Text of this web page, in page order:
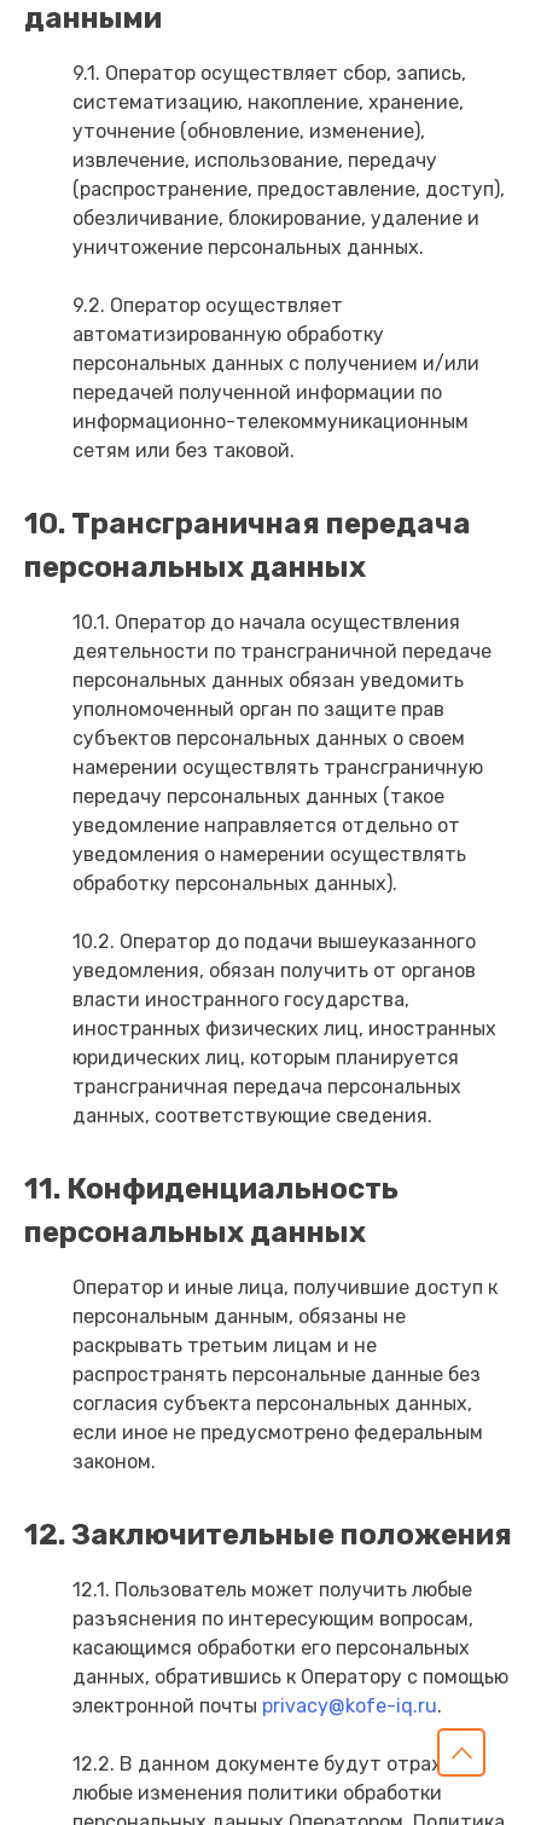
данными
9.1. Оператор осуществляет сбор, запись,
систематизацию, накопление, хранение,
уточнение (обновление, изменение),
извлечение, использование, передачу
(распространение, предоставление, доступ),
обезличивание, блокирование, удаление и
уничтожение персональных данных.
9.2. Оператор осуществляет
автоматизированную обработку
персональных данных с получением и/или
передачей полученной информации по
информационно-телекоммуникационным
сетям или без таковой.
10. Трансграничная передача
персональных данных
10.1. Оператор до начала осуществления
деятельности по трансграничной передаче
персональных данных обязан уведомить
уполномоченный орган по защите прав
субъектов персональных данных о своем
намерении осуществлять трансграничную
передачу персональных данных (такое
уведомление направляется отдельно от
уведомления о намерении осуществлять
обработку персональных данных).
10.2. Оператор до подачи вышеуказанного
уведомления, обязан получить от органов
власти иностранного государства,
иностранных физических лиц, иностранных
юридических лиц, которым планируется
трансграничная передача персональных
данных, соответствующие сведения.
11. Конфиденциальность
персональных данных
Оператор и иные лица, получившие доступ к
персональным данным, обязаны не
раскрывать третьим лицам и не
распространять персональные данные без
согласия субъекта персональных данных,
если иное не предусмотрено федеральным
законом.
12. Заключительные положения
12.1. Пользователь может получить любые
разъяснения по интересующим вопросам,
касающимся обработки его персональных
данных, обратившись к Оператору с помощью
электронной почты privacy@kofe-iq.ru.
12.2. В данном документе будут отражены
любые изменения политики обработки